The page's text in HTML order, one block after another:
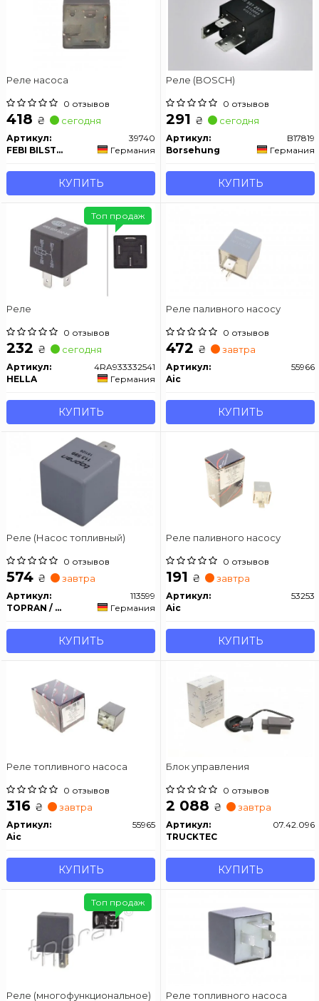
Реле насоса
0 отзывов
418 ₴ сегодня
Артикул:
39740
FEBI BILSTEIN
Германия
КУПИТЬ
Реле (BOSCH)
0 отзывов
291 ₴ сегодня
Артикул:
B17819
Borsehung
Германия
КУПИТЬ
Реле
0 отзывов
232 ₴ сегодня
Артикул:
4RA933332541
HELLA
Германия
КУПИТЬ
Топ продаж
Реле паливного насосу
0 отзывов
472 ₴ завтра
Артикул:
55966
Aic
КУПИТЬ
Реле (Насос топливный)
0 отзывов
574 ₴ завтра
Артикул:
113599
TOPRAN / HANS PRIES
Германия
КУПИТЬ
Реле паливного насосу
0 отзывов
191 ₴ завтра
Артикул:
53253
Aic
КУПИТЬ
Реле топливного насоса
0 отзывов
316 ₴ завтра
Артикул:
55965
Aic
КУПИТЬ
Блок управления
0 отзывов
2 088 ₴ завтра
Артикул:
07.42.096
TRUCKTEC
КУПИТЬ
Реле (многофункциональное)
Топ продаж
Реле топливного насоса